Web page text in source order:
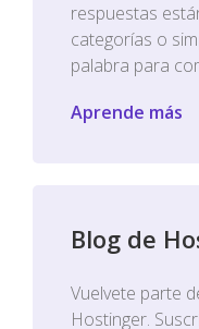
respuestas
categorías o
palabra para
Aprende más
Blog de
Vuelvete parte
Hostinger.